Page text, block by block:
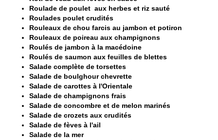
Roulade de poulet aux herbes et riz sauté
Roulades poulet crudités
Rouleaux de chou farcis au jambon et potiron
Rouleaux de poireau aux champignons
Roulés de jambon à la macédoine
Roulés de saumon aux feuilles de blettes
Salade complète de torsettes
Salade de boulghour chevrette
Salade de carottes à l'Orientale
Salade de champignons frais
Salade de concombre et de melon marinés
Salade de crozets aux crudités
Salade de fèves à l'ail
Salade de la mer